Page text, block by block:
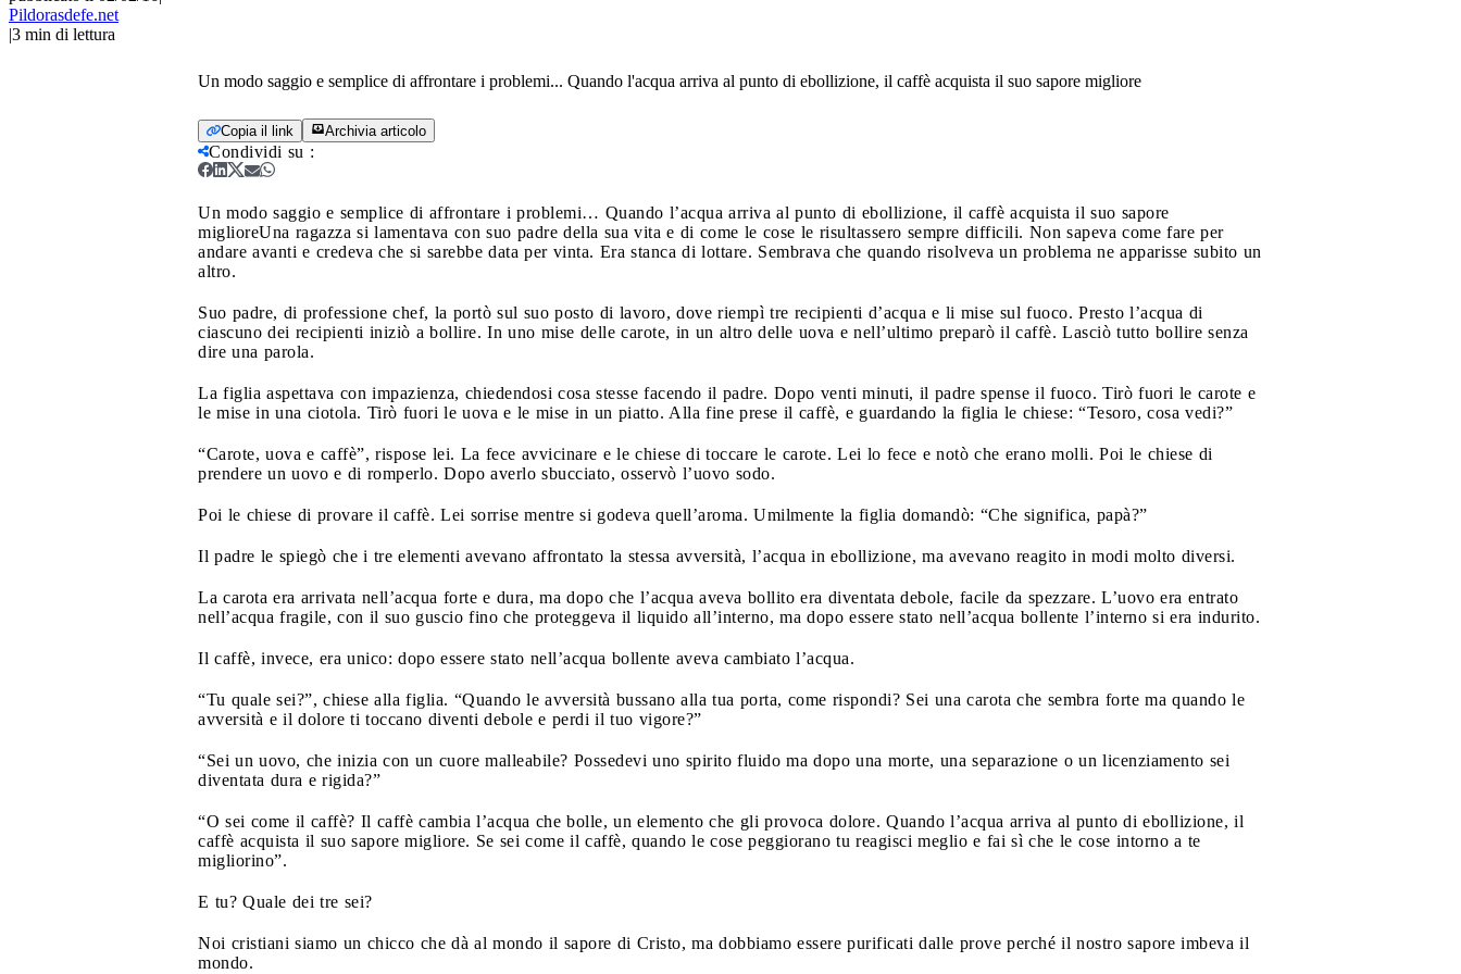
Pildorasdefe.net
|3 min di lettura
Un modo saggio e semplice di affrontare i problemi... Quando l'acqua arriva al punto di ebollizione, il caffè acquista il suo sapore migliore
Copia il link Archivia articolo
Condividi su :
Un modo saggio e semplice di affrontare i problemi… Quando l’acqua arriva al punto di ebollizione, il caffè acquista il suo sapore
miglioreUna ragazza si lamentava con suo padre della sua vita e di come le cose le risultassero sempre difficili. Non sapeva come fare per
andare avanti e credeva che si sarebbe data per vinta. Era stanca di lottare. Sembrava che quando risolveva un problema ne apparisse subito un
altro.
Suo padre, di professione chef, la portò sul suo posto di lavoro, dove riempì tre recipienti d’acqua e li mise sul fuoco. Presto l’acqua di
ciascuno dei recipienti iniziò a bollire. In uno mise delle carote, in un altro delle uova e nell’ultimo preparò il caffè. Lasciò tutto bollire senza
dire una parola.
La figlia aspettava con impazienza, chiedendosi cosa stesse facendo il padre. Dopo venti minuti, il padre spense il fuoco. Tirò fuori le carote e
le mise in una ciotola. Tirò fuori le uova e le mise in un piatto. Alla fine prese il caffè, e guardando la figlia le chiese: “Tesoro, cosa vedi?”
“Carote, uova e caffè”, rispose lei. La fece avvicinare e le chiese di toccare le carote. Lei lo fece e notò che erano molli. Poi le chiese di
prendere un uovo e di romperlo. Dopo averlo sbucciato, osservò l’uovo sodo.
Poi le chiese di provare il caffè. Lei sorrise mentre si godeva quell’aroma. Umilmente la figlia domandò: “Che significa, papà?”
Il padre le spiegò che i tre elementi avevano affrontato la stessa avversità, l’acqua in ebollizione, ma avevano reagito in modi molto diversi.
La carota era arrivata nell’acqua forte e dura, ma dopo che l’acqua aveva bollito era diventata debole, facile da spezzare. L’uovo era entrato
nell’acqua fragile, con il suo guscio fino che proteggeva il liquido all’interno, ma dopo essere stato nell’acqua bollente l’interno si era indurito.
Il caffè, invece, era unico: dopo essere stato nell’acqua bollente aveva cambiato l’acqua.
“Tu quale sei?”, chiese alla figlia. “Quando le avversità bussano alla tua porta, come rispondi? Sei una carota che sembra forte ma quando le
avversità e il dolore ti toccano diventi debole e perdi il tuo vigore?”
“Sei un uovo, che inizia con un cuore malleabile? Possedevi uno spirito fluido ma dopo una morte, una separazione o un licenziamento sei
diventata dura e rigida?”
“O sei come il caffè? Il caffè cambia l’acqua che bolle, un elemento che gli provoca dolore. Quando l’acqua arriva al punto di ebollizione, il
caffè acquista il suo sapore migliore. Se sei come il caffè, quando le cose peggiorano tu reagisci meglio e fai sì che le cose intorno a te
migliorino”.
E tu? Quale dei tre sei?
Noi cristiani siamo un chicco che dà al mondo il sapore di Cristo, ma dobbiamo essere purificati dalle prove perché il nostro sapore imbeva il
mondo.